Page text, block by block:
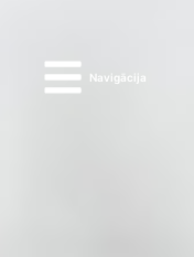
Navigācija